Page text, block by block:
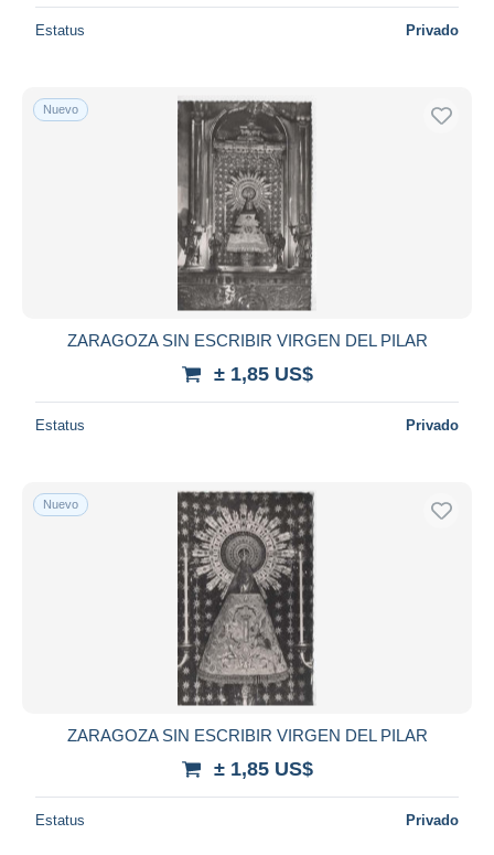
Estatus Privado
Nuevo
ZARAGOZA SIN ESCRIBIR VIRGEN DEL PILAR
± 1,85 US$
Estatus Privado
Nuevo
ZARAGOZA SIN ESCRIBIR VIRGEN DEL PILAR
± 1,85 US$
Estatus Privado